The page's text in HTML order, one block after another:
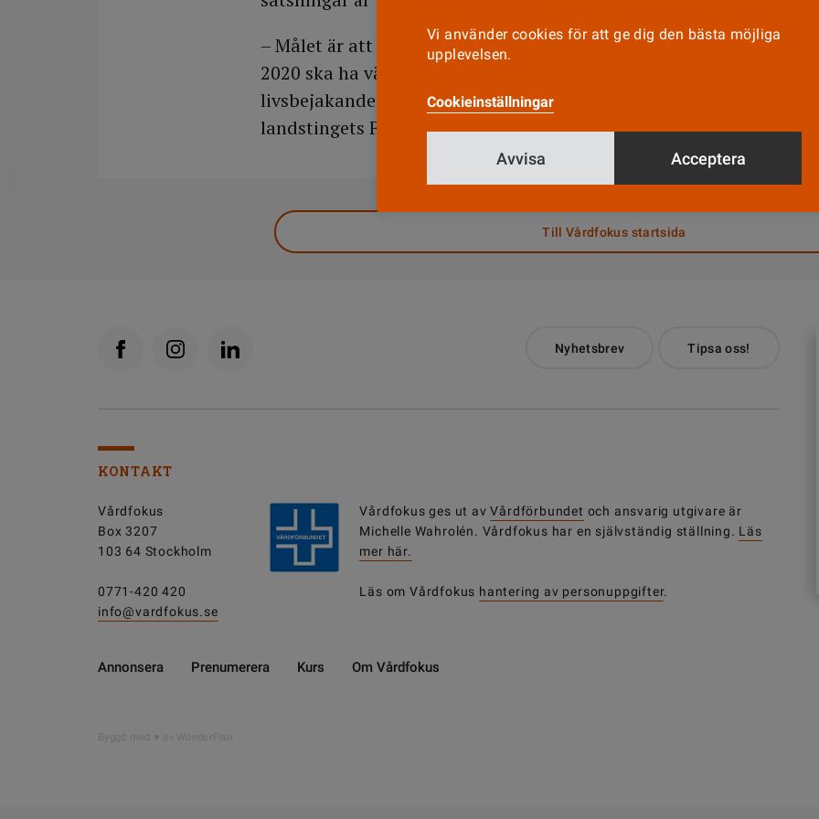
– Målet är att Landstinget Västernorrland, i samarbete med
2020 ska ha vänt utvecklingen så att västernorrlänningarnas
livsbejakande istället för livshotande, säger Göran Fahlén,
landstingets Folkhälsocentrum.
Till Vårdfokus startsida
Nyhetsbrev Tipsa oss!
KONTAKT
Vårdfokus
Box 3207
103 64 Stockholm
0771-420 420
info@vardfokus.se
Vårdfokus ges ut avVårdförbundet och ansvarig utgivare är
Michelle Wahrolén. Vårdfokus har en självständig ställning. Läs
mer här.
Läs om Vårdfokus hantering av personuppgifter.
Annonsera Prenumerera Kurs Om Vårdfokus
Byggd med av WonderFour
Vi använder cookies för att ge dig den bästa möjliga
upplevelsen.
Cookieinställningar
Avvisa Acceptera